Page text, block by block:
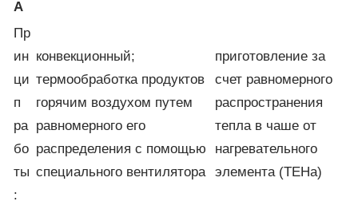
А
Пр
ин
ци
п
ра
бо
ты
:
конвекционный;
термообработка продуктов
горячим воздухом путем
равномерного его
распределения с помощью
специального вентилятора
приготовление за
счет равномерного
распространения
тепла в чаше от
нагревательного
элемента (ТЕНа)